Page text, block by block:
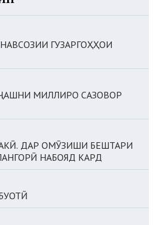
ГУЗАРГОҲҲОИ
МИЛЛИРО САЗОВОР
ДАР ОМӮЗИШИ БЕШТАРИ
НАБОЯД КАРД